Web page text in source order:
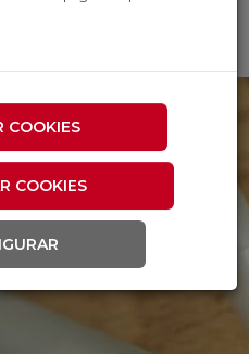
COOKIES
COOKIES